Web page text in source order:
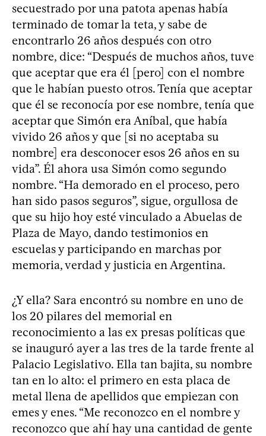
secuestrado por una patota apenas había
terminado de tomar la teta, y sabe de
encontrarlo 26 años después con otro
nombre, dice: “Después de muchos años, tuve
que aceptar que era él [pero] con el nombre
que le habían puesto otros. Tenía que aceptar
que él se reconocía por ese nombre, tenía que
aceptar que Simón era Aníbal, que había
vivido 26 años y que [si no aceptaba su
nombre] era desconocer esos 26 años en su
vida”. Él ahora usa Simón como segundo
nombre. “Ha demorado en el proceso, pero
han sido pasos seguros”, sigue, orgullosa de
que su hijo hoy esté vinculado a Abuelas de
Plaza de Mayo, dando testimonios en
escuelas y participando en marchas por
memoria, verdad y justicia en Argentina.
¿Y ella? Sara encontró su nombre en uno de
los 20 pilares del memorial en
reconocimiento a las ex presas políticas que
se inauguró ayer a las tres de la tarde frente al
Palacio Legislativo. Ella tan bajita, su nombre
tan en lo alto: el primero en esta placa de
metal llena de apellidos que empiezan con
emes y enes. “Me reconozco en el nombre y
reconozco que ahí hay una cantidad de gente